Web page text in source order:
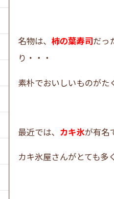
名物は、 柿の葉寿司だっ
り・・・
素朴でおいしいものがた
最近では、 カキ氷が有名
カキ氷屋さんがとても多